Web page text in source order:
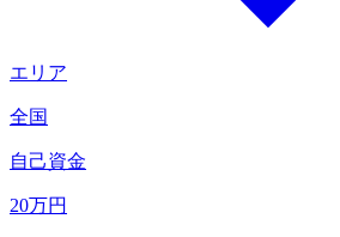
エリア
全国
自己資金
20万円